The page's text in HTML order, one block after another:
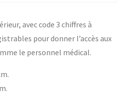
avec code 3 chiffres à
pour donner l’accès aux
le personnel médical.